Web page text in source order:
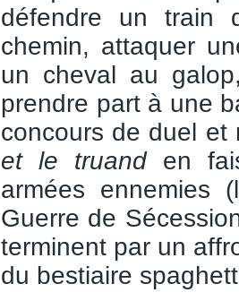
défendre un train
chemin, attaquer
un cheval au
prendre part à une
concours de duel
et le truanden
armées ennemies
Guerre de
terminent par un
du bestiaire